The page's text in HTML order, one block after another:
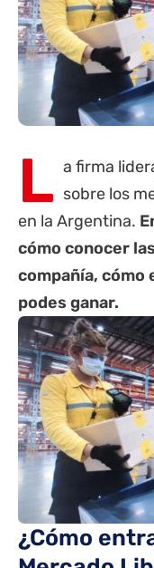
L a firma
sobre los
en la Argentina.
cómo conocer
compañía,
podes ganar.
¿Cómo